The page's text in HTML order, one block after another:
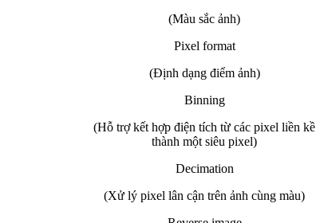
(Màu sắc ảnh)
Pixel format
(Định dạng điểm ảnh)
Binning
(Hỗ trợ kết hợp điện tích từ các pixel liền kề
thành một siêu pixel)
Decimation
(Xử lý pixel lân cận trên ảnh cùng màu)